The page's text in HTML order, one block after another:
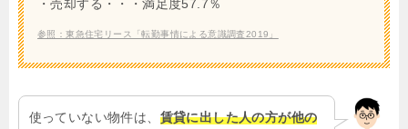
・売却する・・・満足度57.7％
参照：東急住宅リース「転勤事情による意識調査2019」
使っていない物件は、 賃貸に出した人の方が他の